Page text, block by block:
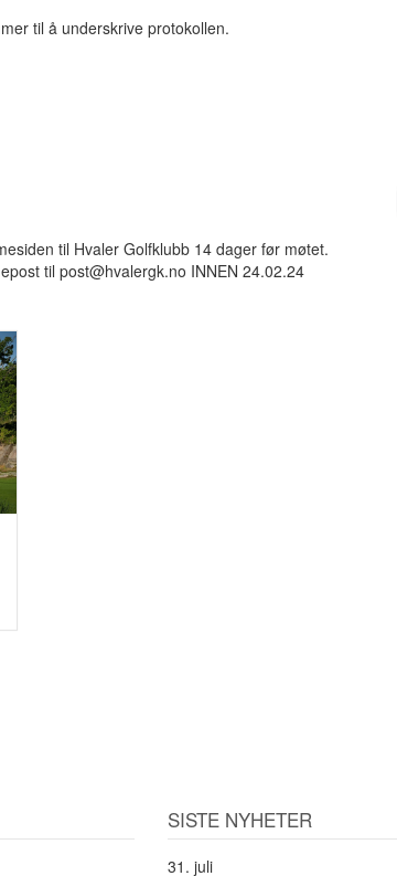
til å underskrive protokollen.
til Hvaler Golfklubb 14 dager før møtet.
til post@hvalergk.no INNEN 24.02.24
SISTE NYHETER
31. juli